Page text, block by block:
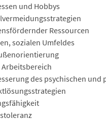
und Hobbys
Ressourcen
sozialen Umfeldes
des psychischen und